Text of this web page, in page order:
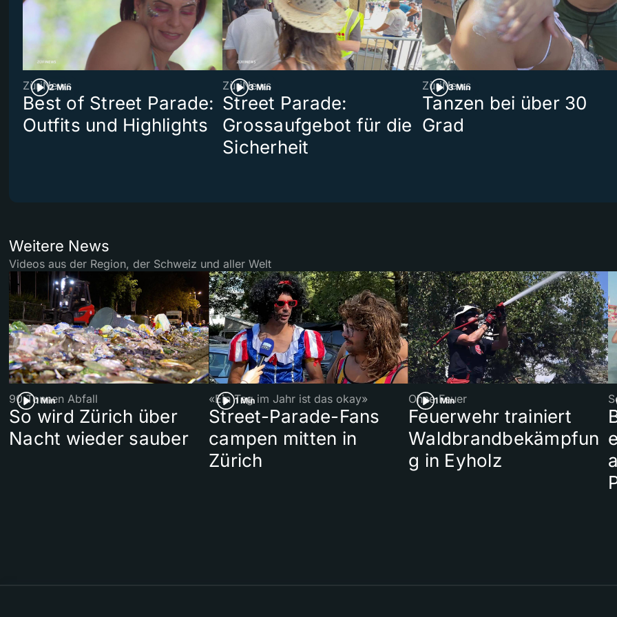
2 Min
ZüriNews
Best of Street Parade:
Outfits und Highlights
3 Min
ZüriNews
Street Parade:
Grossaufgebot für die
Sicherheit
3 Min
ZüriNews
Tanzen bei über 30
Grad
Weitere News
Videos aus der Region, der Schweiz und aller Welt
1 Min
90 Tonnen Abfall
So wird Zürich über
Nacht wieder sauber
1 Min
«Ein Tag im Jahr ist das okay»
Street-Parade-Fans
campen mitten in
Zürich
1 Min
Ohne Feuer
Feuerwehr trainiert
Waldbrandbekämpfun
g in Eyholz